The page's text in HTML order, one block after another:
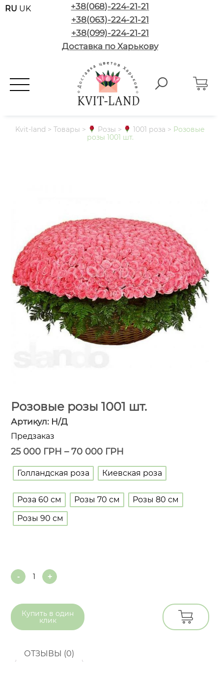
RU UK
+38(068)-224-21-21
+38(063)-224-21-21
+38(099)-224-21-21
Доставка по Харькову
Kvit-land > Товары > Розы > 1001 роза > Розовые
розы 1001 шт.
Розовые розы 1001 шт.
Артикул: Н/Д
Предзаказ
25 000 ГРН –70 000 ГРН
Голландская роза Киевская роза
Роза 60 см Розы 70 см
Розы 80 см
Розы 90 см
Quantity
Купить в один
клик
ОТЗЫВЫ (0)